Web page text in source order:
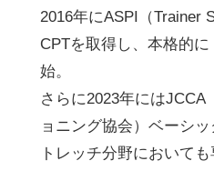
2016年にASPI（Trainer
CPTを取得し、本格的
始。
さらに2023年にはJCCA
ョニング協会）ベーシ
トレッチ分野において